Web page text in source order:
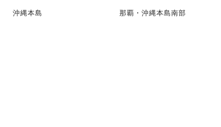
沖縄本島 那覇・沖縄本島南部